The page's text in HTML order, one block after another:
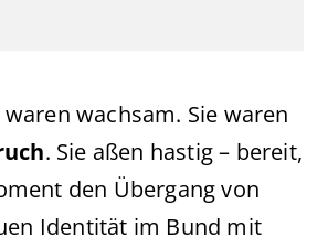
wachsam. Sie waren
. Sie aßen hastig – bereit,
den Übergang von
Identität im Bund mit